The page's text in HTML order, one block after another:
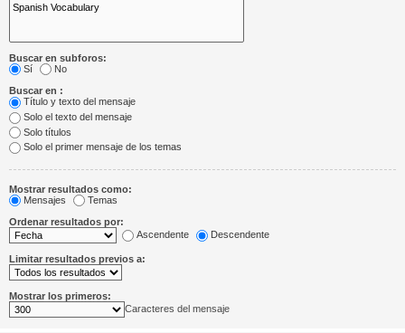
Buscar en subforos:
Sí
No
Buscar en :
Título y texto del mensaje
Solo el texto del mensaje
Solo títulos
Solo el primer mensaje de los temas
Mostrar resultados como:
Mensajes
Temas
Ordenar resultados por:
Ascendente
Descendente
Limitar resultados previos a:
Mostrar los primeros:
Caracteres del mensaje